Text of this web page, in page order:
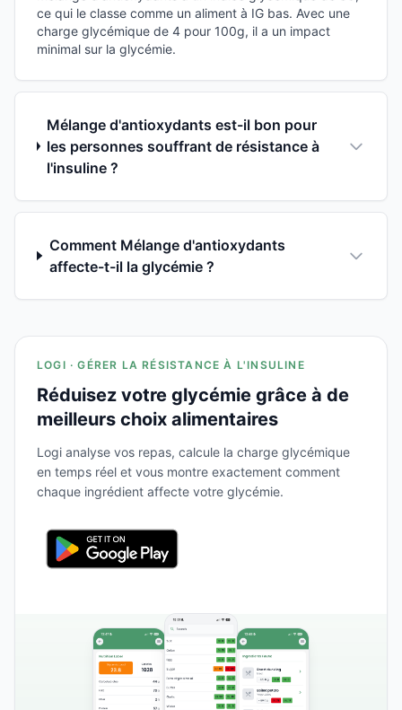
ce qui le classe comme un aliment à IG bas. Avec une
charge glycémique de 4 pour 100g, il a un impact
minimal sur la glycémie.
Mélange d'antioxydants est-il bon pour
les personnes souffrant de résistance à
l'insuline ?
Comment Mélange d'antioxydants
affecte-t-il la glycémie ?
LOGI · GÉRER LA RÉSISTANCE À L'INSULINE
Réduisez votre glycémie grâce à de
meilleurs choix alimentaires
Logi analyse vos repas, calcule la charge glycémique
en temps réel et vous montre exactement comment
chaque ingrédient affecte votre glycémie.